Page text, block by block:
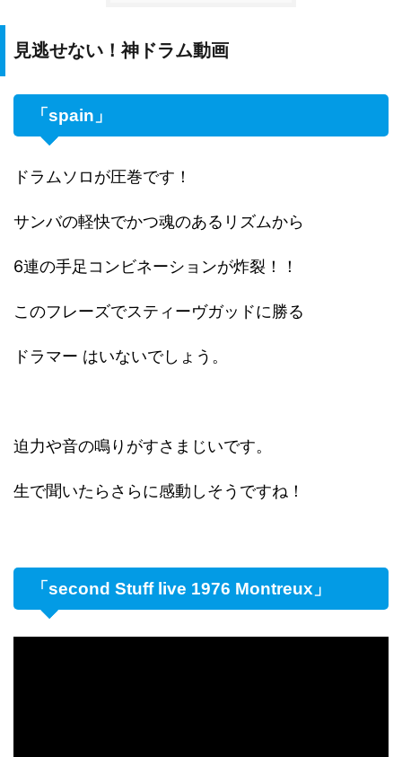
見逃せない！神ドラム動画
「spain」
ドラムソロが圧巻です！
サンバの軽快でかつ魂のあるリズムから
6連の手足コンビネーションが炸裂！！
このフレーズでスティーヴガッドに勝る
ドラマー はいないでしょう。
迫力や音の鳴りがすさまじいです。
生で聞いたらさらに感動しそうですね！
「second Stuff live 1976 Montreux」